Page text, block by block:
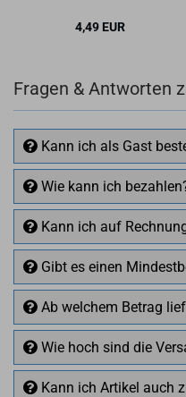
4,49 EUR
Fragen & Antworten
Kann ich als Gast
Wie kann ich
Kann ich auf
Gibt es einen
Ab welchem Betrag
Wie hoch sind die
Kann ich Artikel auch